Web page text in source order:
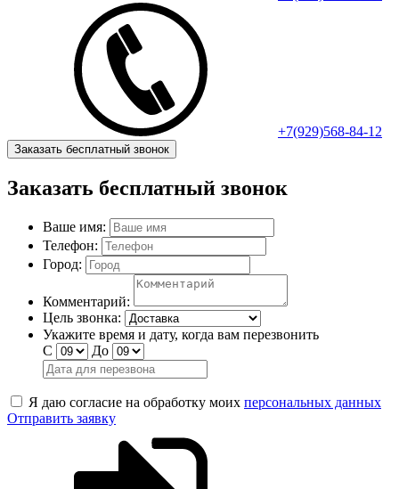
+7(929)568-84-12
Заказать бесплатный звонок
Заказать бесплатный звонок
Ваше имя:
Телефон:
Город:
Комментарий:
Цель звонка:
Укажите время и дату, когда вам перезвонить
С
До
Я даю согласие на обработку моих персональных данных
Отправить заявку